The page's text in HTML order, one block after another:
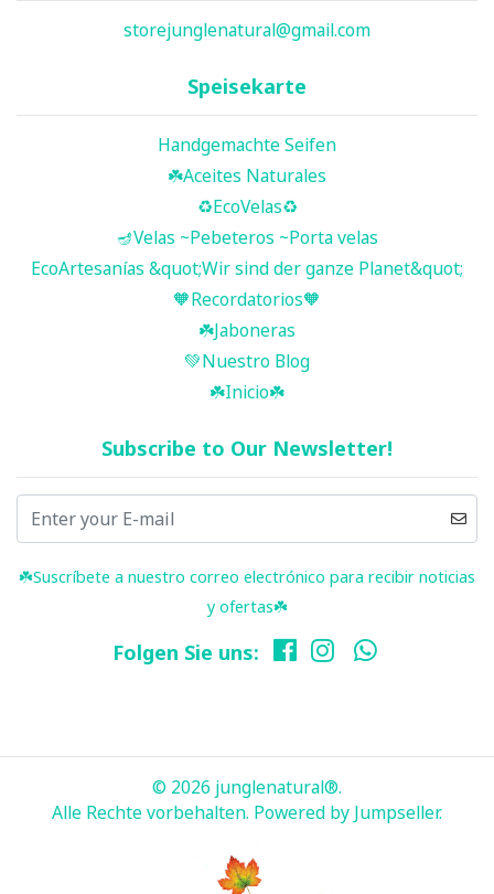
storejunglenatural@gmail.com
Speisekarte
Handgemachte Seifen
☘️ Aceites Naturales
♻️EcoVelas♻️
🪔Velas ~Pebeteros ~Porta velas
EcoArtesanías &quot;Wir sind der ganze Planet&quot;
🧡Recordatorios🧡
☘️Jaboneras
💚Nuestro Blog
☘️ Inicio ☘️
Subscribe to Our Newsletter!
☘️ Suscríbete a nuestro correo electrónico para recibir noticias
y ofertas☘️
Folgen Sie uns:
© 2026 junglenatural®.
Alle Rechte vorbehalten. Powered by Jumpseller.